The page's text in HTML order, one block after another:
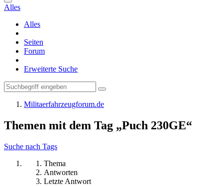
Alles
Alles
Seiten
Forum
Erweiterte Suche
Militaerfahrzeugforum.de
Themen mit dem Tag „Puch 230GE“
Suche nach Tags
Thema
Antworten
Letzte Antwort